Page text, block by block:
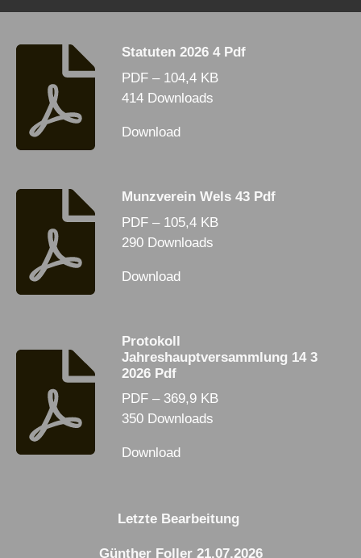
Statuten 2026 4 Pdf
PDF – 104,4 KB
414 Downloads
Download
Munzverein Wels 43 Pdf
PDF – 105,4 KB
290 Downloads
Download
Protokoll
Jahreshauptversammlung 14 3
2026 Pdf
PDF – 369,9 KB
350 Downloads
Download
Letzte Bearbeitung
Günther Foller 21.07.2026